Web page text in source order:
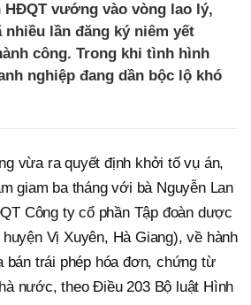
vướng vào vòng lao lý,
nhiều lần đăng ký niêm yết
công. Trong khi tình hình
nghiệp đang dần bộc lộ khó
vừa ra quyết định khởi tố vụ án,
giam ba tháng với bà Nguyễn Lan
Công ty cổ phần Tập đoàn dược
Vị Xuyên, Hà Giang), về hành
bán trái phép hóa đơn, chứng từ
nước, theo Điều 203 Bộ luật Hình